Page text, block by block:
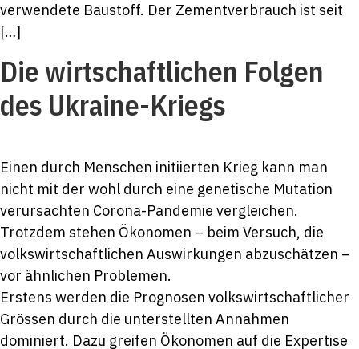
verwendete Baustoff. Der Zementverbrauch ist seit
[…]
Die wirtschaftlichen Folgen
des Ukraine-Kriegs
Einen durch Menschen initiierten Krieg kann man
nicht mit der wohl durch eine genetische Mutation
verursachten Corona-Pandemie vergleichen.
Trotzdem stehen Ökonomen – beim Versuch, die
volkswirtschaftlichen Auswirkungen abzuschätzen –
vor ähnlichen Problemen.
Erstens werden die Prognosen volkswirtschaftlicher
Grössen durch die unterstellten Annahmen
dominiert. Dazu greifen Ökonomen auf die Expertise